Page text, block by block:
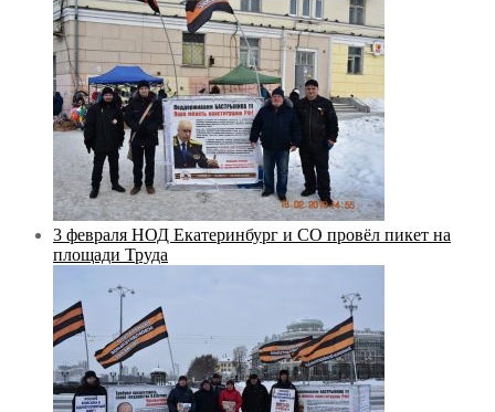
3 февраля НОД Екатеринбург и СО провёл пикет на
площади Труда